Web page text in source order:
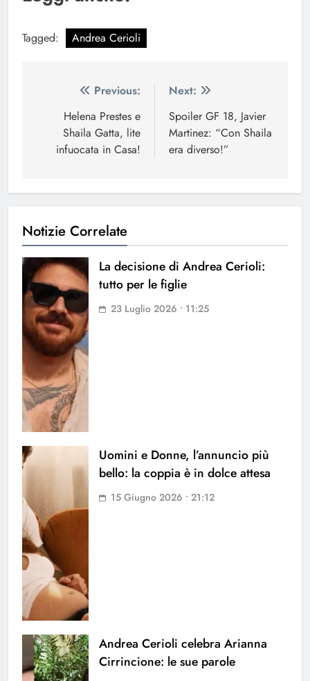
Tagged: Andrea Cerioli
Navigazione
articoli
Previous:
Helena Prestes e
Shaila Gatta, lite
infuocata in Casa!
Next:
Spoiler GF 18, Javier
Martinez: “Con Shaila
era diverso!”
Notizie Correlate
La decisione di Andrea Cerioli:
tutto per le figlie
23 Luglio 2026 • 11:25
Uomini e Donne, l’annuncio più
bello: la coppia è in dolce attesa
15 Giugno 2026 • 21:12
Andrea Cerioli celebra Arianna
Cirrincione: le sue parole